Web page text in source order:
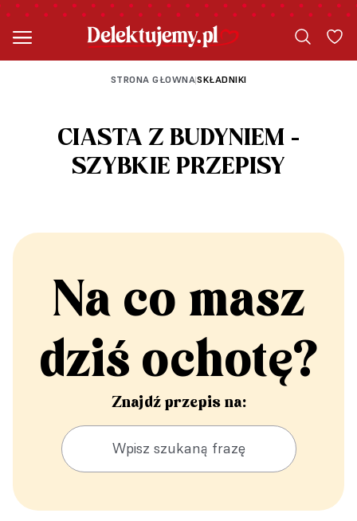
STRONA GŁOWNA|SKŁADNIKI
CIASTA Z BUDYNIEM -
SZYBKIE PRZEPISY
Na co masz
dziś ochotę?
Znajdź przepis na: